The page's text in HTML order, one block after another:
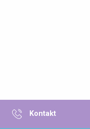
Kontakt